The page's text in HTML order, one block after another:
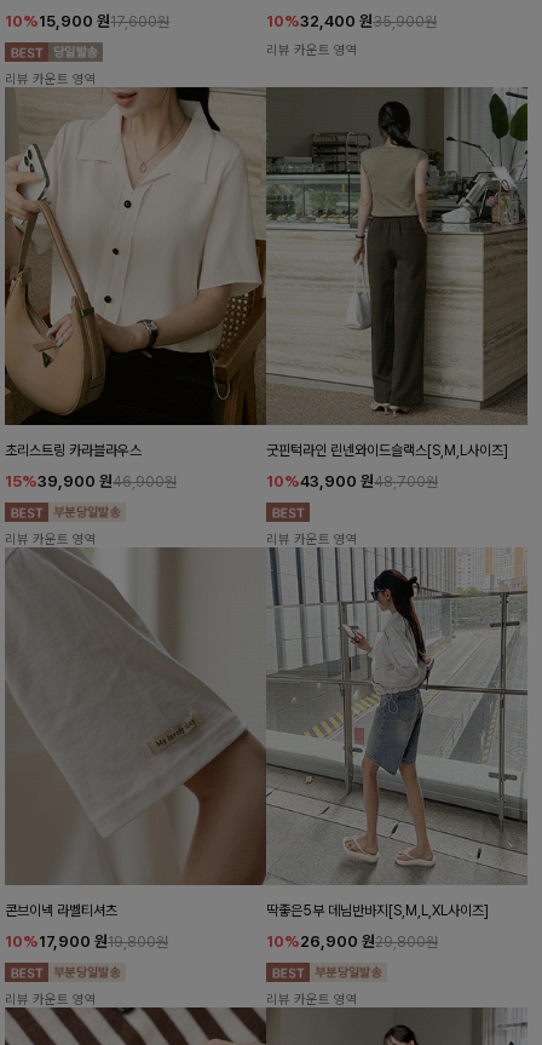
10%15,900 원17,600원
리뷰 카운트 영역
10%32,400 원35,900원
리뷰 카운트 영역
초리스트링 카라블라우스
15%39,900 원46,900원
리뷰 카운트 영역
굿핀턱라인 린넨와이드슬랙스[S,M,L사이즈]
10%43,900 원48,700원
리뷰 카운트 영역
콘브이넥 라벨티셔츠
10%17,900 원19,800원
리뷰 카운트 영역
딱좋은5부 데님반바지[S,M,L,XL사이즈]
10%26,900 원29,800원
리뷰 카운트 영역